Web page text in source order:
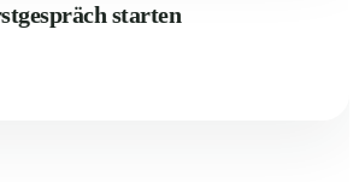
starten